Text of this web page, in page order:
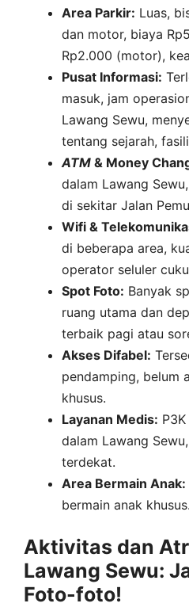
Area Parkir: Luas,
dan motor, biaya
Rp2.000 (motor),
Pusat Informasi:
masuk, jam
Lawang Sewu,
tentang sejarah,
ATM & Money
dalam Lawang
di sekitar Jalan
Wifi &
di beberapa area,
operator seluler
Spot Foto: Banyak
ruang utama dan
terbaik pagi atau
Akses Difabel:
pendamping, belum
khusus.
Layanan Medis:
dalam Lawang Sewu,
terdekat.
Area Bermain Anak:
bermain anak khusus.
Aktivitas dan
Lawang Sewu:
Foto-foto!